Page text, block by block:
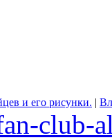
и его рисунки. |
club-